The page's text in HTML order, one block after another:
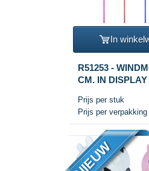
In
R51253 -
CM. IN
Prijs per stuk
Prijs per verpakking
NIEUW